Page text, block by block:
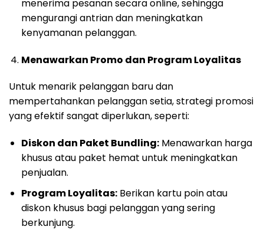
menerima pesanan secara online, sehingga
mengurangi antrian dan meningkatkan
kenyamanan pelanggan.
Menawarkan Promo dan Program Loyalitas
Untuk menarik pelanggan baru dan
mempertahankan pelanggan setia, strategi promosi
yang efektif sangat diperlukan, seperti:
Diskon dan Paket Bundling:Menawarkan harga
khusus atau paket hemat untuk meningkatkan
penjualan.
Program Loyalitas:Berikan kartu poin atau
diskon khusus bagi pelanggan yang sering
berkunjung.